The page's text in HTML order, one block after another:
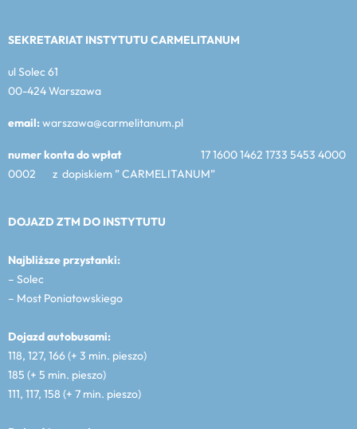
SEKRETARIAT INSTYTUTU CARMELITANUM
ul Solec 61
00-424 Warszawa
email:warszawa@carmelitanum.pl
numer konta do wpłat 17 1600 1462 1733 5453 4000
0002 z dopiskiem ” CARMELITANUM”
DOJAZD ZTM DO INSTYTUTU
Najbliższe przystanki:
– Solec
– Most Poniatowskiego
Dojazd autobusami:
118, 127, 166 (+ 3 min. pieszo)
185 (+ 5 min. pieszo)
111, 117, 158 (+ 7 min. pieszo)